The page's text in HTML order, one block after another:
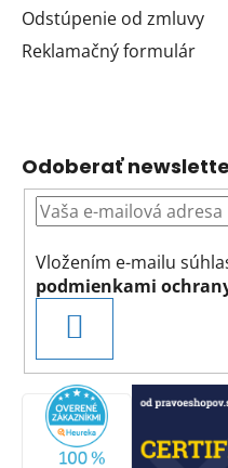
Odstúpenie od zmluvy
Reklamačný formulár
Odoberať
Vložením e-mailu
podmienkami
SA